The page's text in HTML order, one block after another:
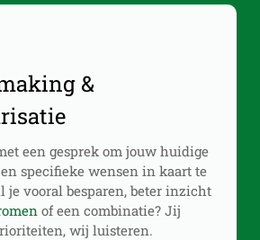
&
een gesprek om jouw huidige
specifieke wensen in kaart te
je vooral besparen, beter inzicht
of een combinatie? Jij
wij luisteren.